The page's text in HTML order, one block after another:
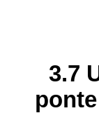
3.7
ponte